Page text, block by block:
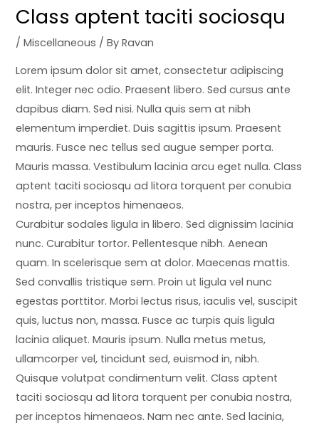
Class aptent taciti sociosqu
/Miscellaneous / ByRavan
Lorem ipsum dolor sit amet, consectetur adipiscing
elit. Integer nec odio. Praesent libero. Sed cursus ante
dapibus diam. Sed nisi. Nulla quis sem at nibh
elementum imperdiet. Duis sagittis ipsum. Praesent
mauris. Fusce nec tellus sed augue semper porta.
Mauris massa. Vestibulum lacinia arcu eget nulla. Class
aptent taciti sociosqu ad litora torquent per conubia
nostra, per inceptos himenaeos.
Curabitur sodales ligula in libero. Sed dignissim lacinia
nunc. Curabitur tortor. Pellentesque nibh. Aenean
quam. In scelerisque sem at dolor. Maecenas mattis.
Sed convallis tristique sem. Proin ut ligula vel nunc
egestas porttitor. Morbi lectus risus, iaculis vel, suscipit
quis, luctus non, massa. Fusce ac turpis quis ligula
lacinia aliquet. Mauris ipsum. Nulla metus metus,
ullamcorper vel, tincidunt sed, euismod in, nibh.
Quisque volutpat condimentum velit. Class aptent
taciti sociosqu ad litora torquent per conubia nostra,
per inceptos himenaeos. Nam nec ante. Sed lacinia,